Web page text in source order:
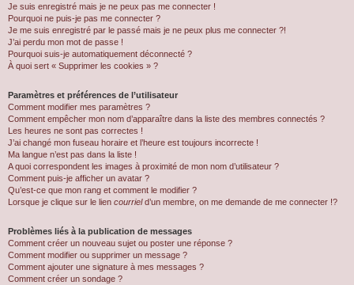
Je suis enregistré mais je ne peux pas me connecter !
Pourquoi ne puis-je pas me connecter ?
Je me suis enregistré par le passé mais je ne peux plus me connecter ?!
J’ai perdu mon mot de passe !
Pourquoi suis-je automatiquement déconnecté ?
À quoi sert « Supprimer les cookies » ?
Paramètres et préférences de l’utilisateur
Comment modifier mes paramètres ?
Comment empêcher mon nom d’apparaître dans la liste des membres connectés ?
Les heures ne sont pas correctes !
J’ai changé mon fuseau horaire et l’heure est toujours incorrecte !
Ma langue n’est pas dans la liste !
A quoi correspondent les images à proximité de mon nom d’utilisateur ?
Comment puis-je afficher un avatar ?
Qu’est-ce que mon rang et comment le modifier ?
Lorsque je clique sur le lien courrield’un membre, on me demande de me connecter !?
Problèmes liés à la publication de messages
Comment créer un nouveau sujet ou poster une réponse ?
Comment modifier ou supprimer un message ?
Comment ajouter une signature à mes messages ?
Comment créer un sondage ?